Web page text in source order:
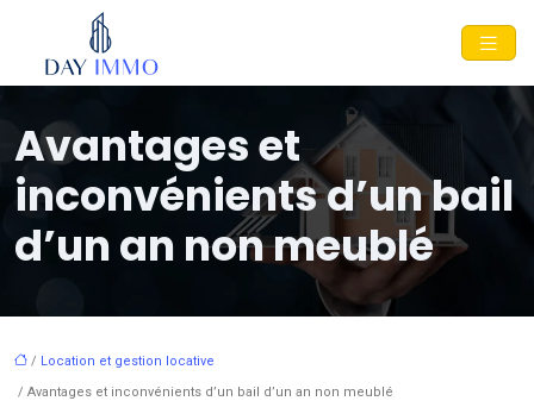
Avantages et
inconvénients d’un bail
d’un an non meublé
/ Location et gestion locative
/ Avantages et inconvénients d’un bail d’un an non meublé